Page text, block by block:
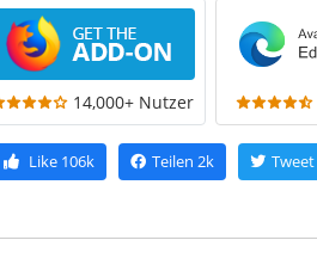
14,000+ Nutzer
Like106k Teilen 2k Tweet